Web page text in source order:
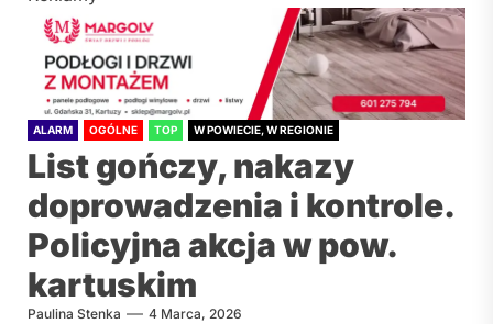
ALARM OGÓLNE TOP W POWIECIE, W REGIONIE
List gończy, nakazy
doprowadzenia i kontrole.
Policyjna akcja w pow.
kartuskim
Paulina Stenka 4 Marca, 2026